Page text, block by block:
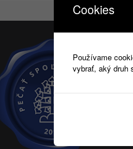
Cookies
Používame
vybrať, aký druh